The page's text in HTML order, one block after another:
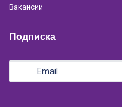
Вакансии
Подписка